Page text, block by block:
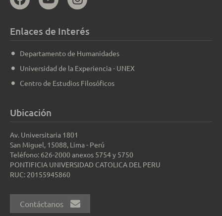
Enlaces de Interés
Departamento de Humanidades
Universidad de la Experiencia - UNEX
Centro de Estudios Filosóficos
Ubicación
Av. Universitaria 1801
San Miguel, 15088, Lima - Perú
Teléfono: 626-2000 anexos 5754 y 5750
PONTIFICIA UNIVERSIDAD CATOLICA DEL PERU
RUC: 20155945860
Contáctanos